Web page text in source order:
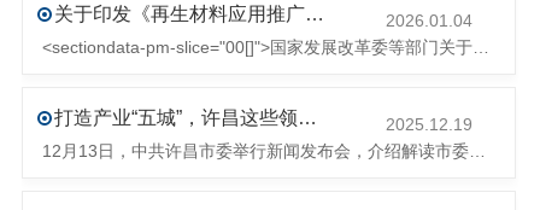
关于印发《再生材料应用推广行动方案》的通知(发改环资〔2025〕1681号)
2026.01.04
打造产业“五城”，许昌这些领域将迎来大发展！
2025.12.19